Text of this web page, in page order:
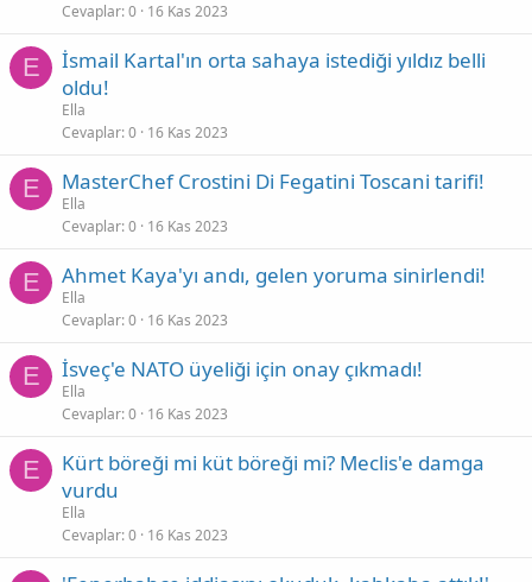
Cevaplar 0 16 Kas 2023
E
İsmail Kartal'ın orta sahaya istediği yıldız belli
oldu!
Ella
Cevaplar 0 16 Kas 2023
E MasterChef Crostini Di Fegatini Toscani tarifi!
Ella
Cevaplar 0 16 Kas 2023
E Ahmet Kaya'yı andı, gelen yoruma sinirlendi!
Ella
Cevaplar 0 16 Kas 2023
E İsveç'e NATO üyeliği için onay çıkmadı!
Ella
Cevaplar 0 16 Kas 2023
E
Kürt böreği mi küt böreği mi? Meclis'e damga
vurdu
Ella
Cevaplar 0 16 Kas 2023